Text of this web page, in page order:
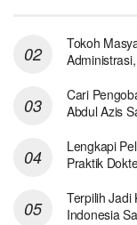
Tokoh
Cari
Abdul Azis
Lengkapi
Praktik
Terpilih Jadi
Indonesia